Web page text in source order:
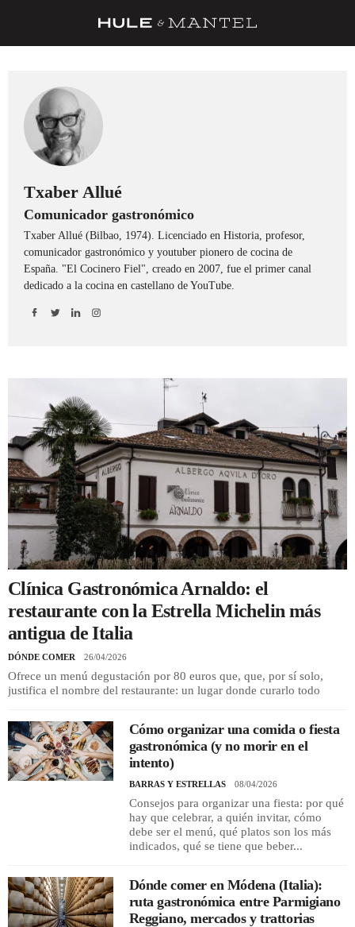
TRUCOS
DESPENSA
BARRAS Y ESTRELLAS
DÓNDE COMER
ÍDOLOS DE MESAS
CUADERNO DE VIAJE
TRADICIÓN
MENÚ DEL DÍA
REGISTRO
INICIAR SESIÓN
Txaber Allué
Comunicador gastronómico
Txaber Allué (Bilbao, 1974). Licenciado en Historia, profesor,
comunicador gastronómico y youtuber pionero de cocina de
España. "El Cocinero Fiel", creado en 2007, fue el primer canal
dedicado a la cocina en castellano de YouTube.
Clínica Gastronómica Arnaldo: el
restaurante con la Estrella Michelin más
antigua de Italia
DÓNDE COMER 26/04/2026
Ofrece un menú degustación por 80 euros que, que, por sí solo,
justifica el nombre del restaurante: un lugar donde curarlo todo
Cómo organizar una comida o fiesta
gastronómica (y no morir en el
intento)
BARRAS Y ESTRELLAS 08/04/2026
Consejos para organizar una fiesta: por qué
hay que celebrar, a quién invitar, cómo
debe ser el menú, qué platos son los más
indicados, qué se tiene que beber...
Dónde comer en Módena (Italia):
ruta gastronómica entre Parmigiano
Reggiano, mercados y trattorias